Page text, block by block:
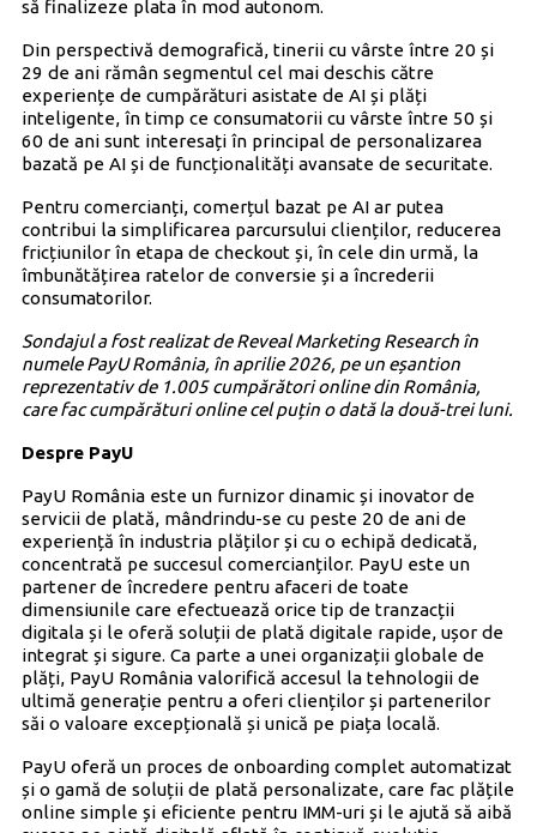
să finalizeze plata în mod autonom.
Din perspectivă demografică, tinerii cu vârste între 20 și
29 de ani rămân segmentul cel mai deschis către
experiențe de cumpărături asistate de AI și plăți
inteligente, în timp ce consumatorii cu vârste între 50 și
60 de ani sunt interesați în principal de personalizarea
bazată pe AI și de funcționalități avansate de securitate.
Pentru comercianți, comerțul bazat pe AI ar putea
contribui la simplificarea parcursului clienților, reducerea
fricțiunilor în etapa de checkout și, în cele din urmă, la
îmbunătățirea ratelor de conversie și a încrederii
consumatorilor.
Sondajul a fost realizat de Reveal Marketing Research în
numele PayU România, în aprilie 2026, pe un eșantion
reprezentativ de 1.005 cumpărători online din România,
care fac cumpărături online cel puțin o dată la două-trei luni.
Despre PayU
PayU România este un furnizor dinamic și inovator de
servicii de plată, mândrindu-se cu peste 20 de ani de
experiență în industria plăților și cu o echipă dedicată,
concentrată pe succesul comercianților. PayU este un
partener de încredere pentru afaceri de toate
dimensiunile care efectuează orice tip de tranzacții
digitala și le oferă soluții de plată digitale rapide, ușor de
integrat și sigure. Ca parte a unei organizații globale de
plăți, PayU România valorifică accesul la tehnologii de
ultimă generație pentru a oferi clienților și partenerilor
săi o valoare excepțională și unică pe piața locală.
PayU oferă un proces de onboarding complet automatizat
și o gamă de soluții de plată personalizate, care fac plățile
online simple și eficiente pentru IMM-uri și le ajută să aibă